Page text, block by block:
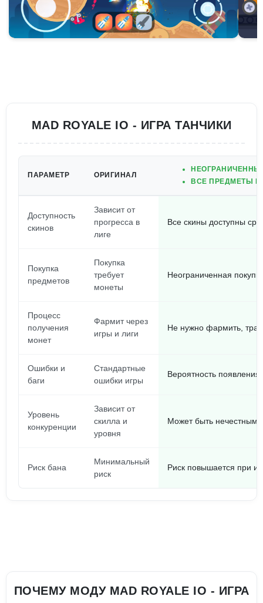
MAD ROYALE IO - ИГРА ТАНЧИКИ
ПАРАМЕТР ОРИГИНАЛ
ВСЕ ПРЕДМЕТЫ
Доступность
скинов
Зависит от
прогресса в
лиге
Все скины доступны
Покупка
предметов
Покупка
требует
монеты
Неограниченная
Процесс
получения
монет
Фармит через
игры и лиги
Не нужно фармить,
Ошибки и
баги
Стандартные
ошибки игры
Вероятность
Уровень
конкуренции
Зависит от
скилла и
уровня
Может быть
Риск бана
Минимальный
риск
Риск повышается при
ПОЧЕМУ МОДУ MAD ROYALE IO - ИГРА